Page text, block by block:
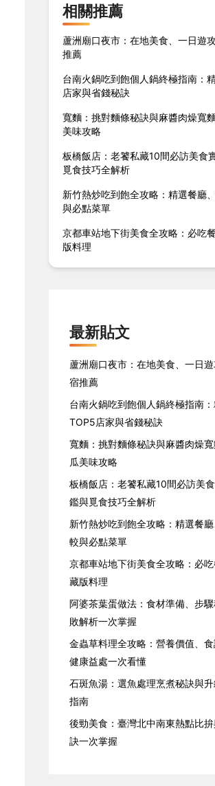
相關推薦
蘆洲廟口夜市：在地美食、一日遊
推薦
台南火鍋吃到飽個人鍋終極指南：
店家與省錢秘訣
寬麵：挑對麵條秘訣與麻醬肉燥寬
美味攻略
板橋飯店：老饕私藏10間必訪美食
覓食技巧全解析
新竹熱炒吃到飽全攻略：精選餐廳
與必點菜單
京都車站地下街美食全攻略：必吃
版料理
最新貼文
蘆洲廟口夜市：在地美食、一日
宿推薦
台南火鍋吃到飽個人鍋終極指南
TOP5店家與省錢秘訣
寬麵：挑對麵條秘訣與麻醬肉燥
瓜美味攻略
板橋飯店：老饕私藏10間必訪美
鑑與覓食技巧全解析
新竹熱炒吃到飽全攻略：精選餐
較與必點菜單
京都車站地下街美食全攻略：必
藏版料理
阿婆茶葉蛋做法：食材準備、步
敗解析一次掌握
金蟲草料理全攻略：營養價值、
健康益處一次看懂
石斑魚湯：選魚處理烹煮秘訣與
指南
後勁美食：臺灣北中南東熱點比
訣一次掌握